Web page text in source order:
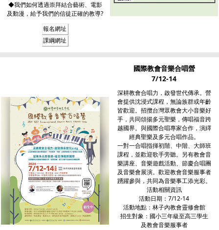
◆我們如何透過崇拜結合藝術、電影
及動漫，給予我們的信徒正確的教導?
報名網址
課綱網址
國際教會音樂合唱營
7/12-14
深耕教會合唱力，啟發世代傳承。營
會提供沈浸式課程，無論族群或年齡
皆歡迎。招攬台灣眾教會大小音樂好
手，共同頌揚多元聖樂，傳唱福音跨
越國界。與國際合唱專家合作，演繹
經典聖樂及多元合唱作品。
一對一合唱指揮初階、中階、大師班
課程，並歡迎歌手旁聽。另有教會音
樂講座、音樂遊戲活動、節慶合唱團
及音樂會展演。歡迎教會音樂服事者
踴躍參與，共同為音樂事工添光彩。
活動相關資訊
活動日期：7/12-14
活動地點：林子內教會靈修會館
招生對象：國小三年級至高三學生
及教會音樂服事者